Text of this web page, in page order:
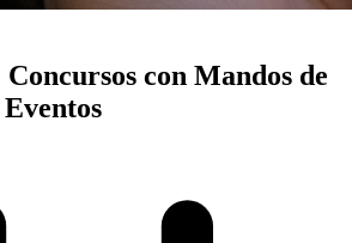
Concursos con Mandos de